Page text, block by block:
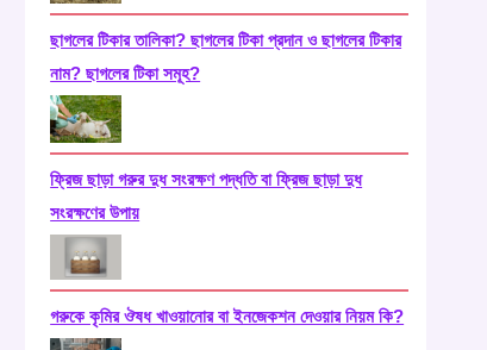
ছাগলের টিকার তালিকা? ছাগলের টিকা প্রদান ও ছাগলের টিকার
নাম? ছাগলের টিকা সমূহ?
ফ্রিজ ছাড়া গরুর দুধ সংরক্ষণ পদ্ধতি বা ফ্রিজ ছাড়া দুধ
সংরক্ষণের উপায়
গরুকে কৃমির ঔষধ খাওয়ানোর বা ইনজেকশন দেওয়ার নিয়ম কি?